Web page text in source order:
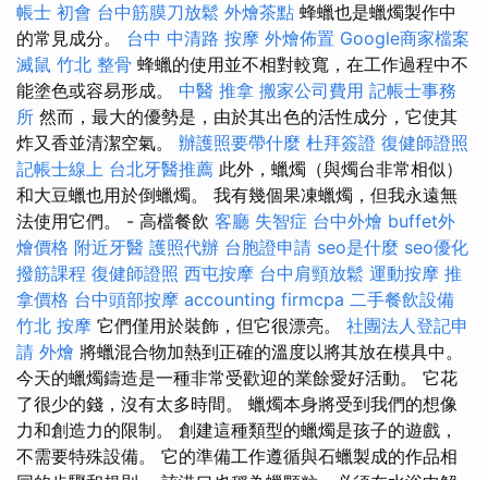
帳士 初會 台中筋膜刀放鬆 外燴茶點 蜂蠟也是蠟燭製作中
的常見成分。 台中 中清路 按摩 外燴佈置 Google商家檔案
滅鼠 竹北 整骨 蜂蠟的使用並不相對較寬，在工作過程中不
能塗色或容易形成。 中醫 推拿 搬家公司費用 記帳士事務
所 然而，最大的優勢是，由於其出色的活性成分，它使其
炸又香並清潔空氣。 辦護照要帶什麼 杜拜簽證 復健師證照
記帳士線上 台北牙醫推薦 此外，蠟燭（與燭台非常相似）
和大豆蠟也用於倒蠟燭。 我有幾個果凍蠟燭，但我永遠無
法使用它們。 - 高檔餐飲 客廳 失智症 台中外燴 buffet外
燴價格 附近牙醫 護照代辦 台胞證申請 seo是什麼 seo優化
撥筋課程 復健師證照 西屯按摩 台中肩頸放鬆 運動按摩 推
拿價格 台中頭部按摩 accounting firmcpa 二手餐飲設備
竹北 按摩 它們僅用於裝飾，但它很漂亮。 社團法人登記申
請 外燴 將蠟混合物加熱到正確的溫度以將其放在模具中。
今天的蠟燭鑄造是一種非常受歡迎的業餘愛好活動。 它花
了很少的錢，沒有太多時間。 蠟燭本身將受到我們的想像
力和創造力的限制。 創建這種類型的蠟燭是孩子的遊戲，
不需要特殊設備。 它的準備工作遵循與石蠟製成的作品相